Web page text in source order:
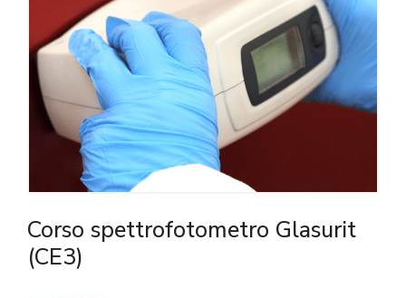
Corso spettrofotometro Glasurit
(CE3)